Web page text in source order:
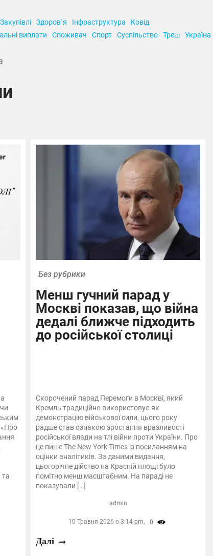
Закупівлі Здоров`я Інфраструктура
Ковід
виплати Споживач Спорт Суспільство Треш Україна
та
Без рубрики
Менш гучний парад у
Москві показав, що війна
дедалі ближче підходить
до російської столиці
Скорочений парад Перемоги в Москві, який
Кремль традиційно використовує як
демонстрацію військової сили, цього року
радше став ознакою зростання вразливості
російської влади на тлі війни проти України. Про
це пише The New York Times із посиланням на
оцінки аналітиків. За даними видання,
цьогорічне дійство на Красній площі було
помітно менш масштабним. На параді не
показували […]
admin
10 Травня 2026 о 3:14 pm, 0
Далі